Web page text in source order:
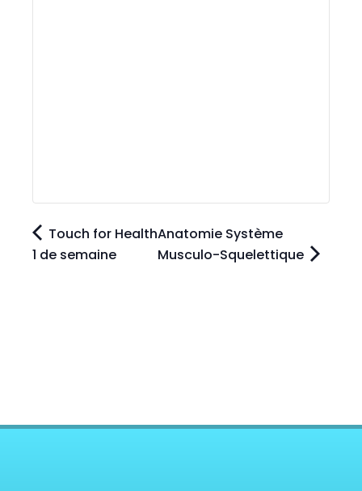
Touch for Health
1 de semaine
Anatomie Système
Musculo-Squelettique